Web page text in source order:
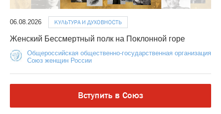
06.08.2026 КУЛЬТУРА И ДУХОВНОСТЬ
Женский Бессмертный полк на Поклонной горе
Общероссийская общественно-государственная организация
Союз женщин России
Вступить в Союз